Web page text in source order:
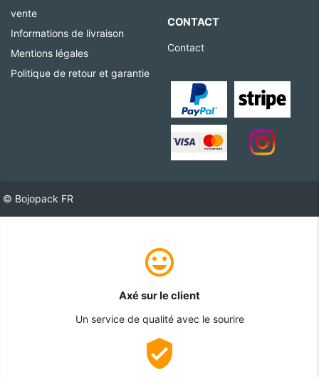
vente
Informations de livraison
Mentions légales
Politique de retour et garantie
CONTACT
Contact
© Bojopack FR
Axé sur le client
Un service de qualité avec le sourire